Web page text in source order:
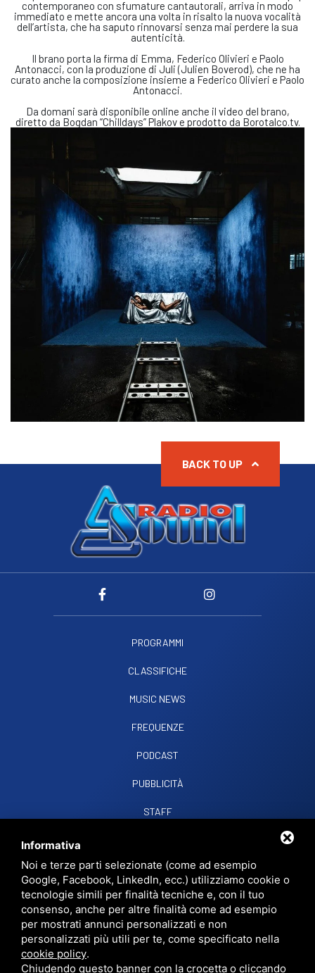
contemporaneo con sfumature cantautorali, arriva in modo
immediato e mette ancora una volta in risalto la nuova vocalità
dell’artista, che ha saputo rinnovarsi senza mai perdere la sua
autenticità.
Il brano porta la firma di Emma, Federico Olivieri e Paolo
Antonacci, con la produzione di Juli (Julien Boverod), che ne ha
curato anche la composizione insieme a Federico Olivieri e Paolo
Antonacci.
Da domani sarà disponibile online anche il video del brano,
diretto da Bogdan “Chilldays” Plakov e prodotto da Borotalco.tv.
PROGRAMMI
CLASSIFICHE
MUSIC NEWS
FREQUENZE
PODCAST
PUBBLICITÀ
STAFF
RADIO SOUND SNCVIALE PAPA GIOVANNI XXIII, 39, 44021 CODIGORO FE
D.L. 34/2019 EROG. PUBBLICHE
PRIVACY•SITEMAP• QUESTO SITO È PROTETTO DA GOOGLE RECAPTCHA
V3,PRIVACY POLICYETERMS OF SERVICEDI GOOGLE.
BACK TO UP
Informativa
Noi e terze parti selezionate (come ad esempio
Google, Facebook, LinkedIn, ecc.) utilizziamo cookie o
tecnologie simili per finalità tecniche e, con il tuo
consenso, anche per altre finalità come ad esempio
per mostrati annunci personalizzati e non
personalizzati più utili per te, come specificato nella
cookie policy.
Chiudendo questo banner con la crocetta o cliccando